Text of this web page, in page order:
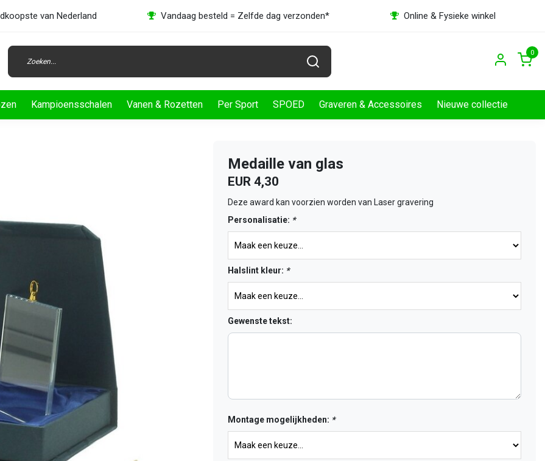
van Nederland Vandaag besteld = Zelfde dag verzonden* Online & Fysieke winkel
0
Kampioensschalen Vanen & Rozetten Per Sport SPOED Graveren & Accessoires Nieuwe collectie
Medaille van glas
EUR 4,30
Deze award kan voorzien worden van Laser gravering
Personalisatie: *
Halslint kleur: *
Gewenste tekst:
Montage mogelijkheden: *